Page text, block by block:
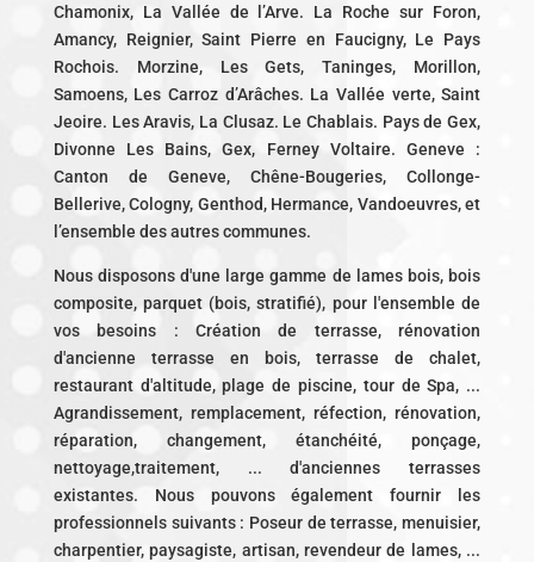
Chamonix, La Vallée de l’Arve. La Roche sur Foron,
Amancy, Reignier, Saint Pierre en Faucigny, Le Pays
Rochois. Morzine, Les Gets, Taninges, Morillon,
Samoens, Les Carroz d’Arâches. La Vallée verte, Saint
Jeoire. Les Aravis, La Clusaz. Le Chablais. Pays de Gex,
Divonne Les Bains, Gex, Ferney Voltaire. Geneve :
Canton de Geneve, Chêne-Bougeries, Collonge-
Bellerive, Cologny, Genthod, Hermance, Vandoeuvres, et
l’ensemble des autres communes.
Nous disposons d'une large gamme de lames bois, bois
composite, parquet (bois, stratifié), pour l'ensemble de
vos besoins : Création de terrasse, rénovation
d'ancienne terrasse en bois, terrasse de chalet,
restaurant d'altitude, plage de piscine, tour de Spa, ...
Agrandissement, remplacement, réfection, rénovation,
réparation, changement, étanchéité, ponçage,
nettoyage,traitement, ... d'anciennes terrasses
existantes. Nous pouvons également fournir les
professionnels suivants : Poseur de terrasse, menuisier,
charpentier, paysagiste, artisan, revendeur de lames, ...